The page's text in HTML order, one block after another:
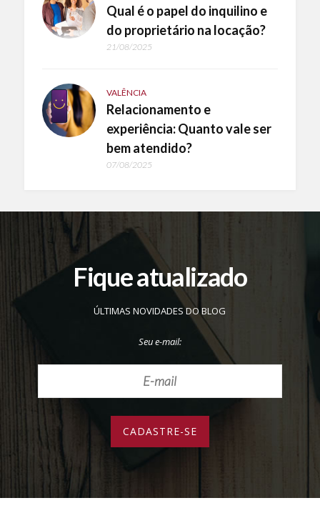
Qual é o papel do inquilino e
do proprietário na locação?
21/08/2025
VALÊNCIA
Relacionamento e
experiência: Quanto vale ser
bem atendido?
07/08/2025
Fique atualizado
ÚLTIMAS NOVIDADES DO BLOG
Seu e-mail: